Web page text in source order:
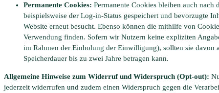
Permanente Cookies: Permanente Cookies bleiben auch nach
beispielsweise der Log-in-Status gespeichert und bevorzugte
Website erneut besucht. Ebenso können die mithilfe von
Verwendung finden. Sofern wir Nutzern keine expliziten
im Rahmen der Einholung der Einwilligung), sollten sie davon
Speicherdauer bis zu zwei Jahre betragen kann.
Allgemeine Hinweise zum Widerruf und Widerspruch (Opt-out):
jederzeit widerrufen und zudem einen Widerspruch gegen die